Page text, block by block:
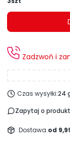
Zadzwoń i
Czas wysyłki:24
Zapytaj o produkt
Dostawa od